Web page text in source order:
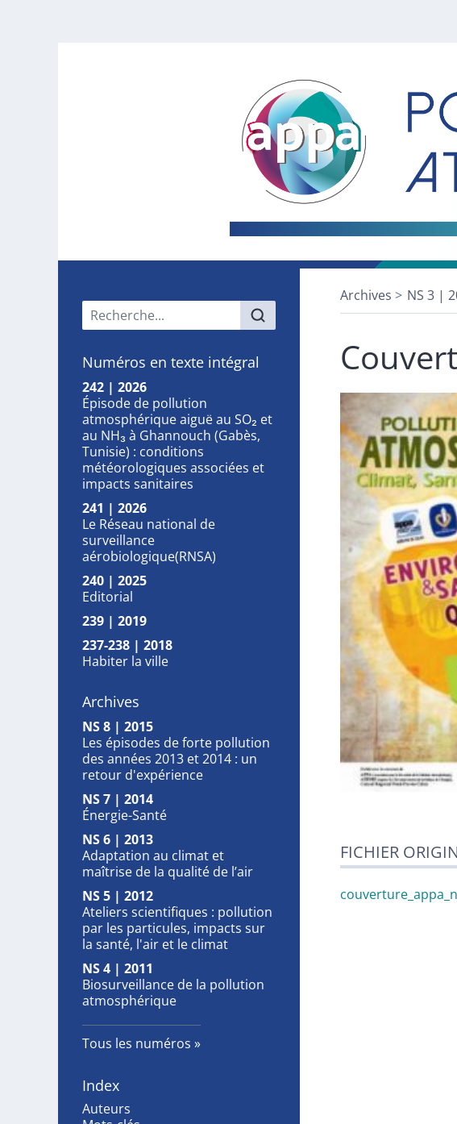
Menu principal
Numéros en texte intégral
242 | 2026
Épisode de pollution
atmosphérique aiguë au SO₂ et
au NH₃ à Ghannouch (Gabès,
Tunisie) : conditions
météorologiques associées et
impacts sanitaires
241 | 2026
Le Réseau national de
surveillance
aérobiologique(RNSA)
240 | 2025
Editorial
239 | 2019
237-238 | 2018
Habiter la ville
Archives
NS 8 | 2015
Les épisodes de forte pollution
des années 2013 et 2014 : un
retour d'expérience
NS 7 | 2014
Énergie-Santé
NS 6 | 2013
Adaptation au climat et
maîtrise de la qualité de l’air
NS 5 | 2012
Ateliers scientifiques : pollution
par les particules, impacts sur
la santé, l'air et le climat
NS 4 | 2011
Biosurveillance de la pollution
atmosphérique
Tous les numéros
Index
Auteurs
Archives NS 3 |
FICHIER